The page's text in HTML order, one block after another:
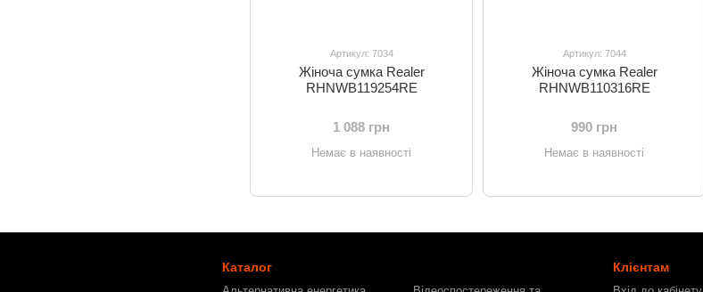
Артикул: 7034
Жіноча сумка Realer
RHNWB119254RE
1 088 грн
Немає в наявності
Артикул: 7044
Жіноча сумка Realer
RHNWB110316RE
990 грн
Немає в наявності
Каталог Клієнтам